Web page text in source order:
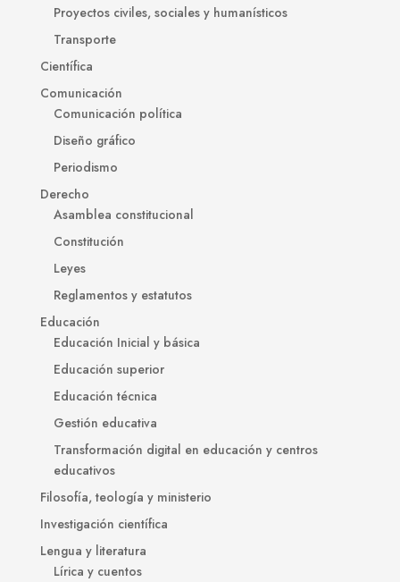
Proyectos civiles, sociales y humanísticos
Transporte
Científica
Comunicación
Comunicación política
Diseño gráfico
Periodismo
Derecho
Asamblea constitucional
Constitución
Leyes
Reglamentos y estatutos
Educación
Educación Inicial y básica
Educación superior
Educación técnica
Gestión educativa
Transformación digital en educación y centros
educativos
Filosofía, teología y ministerio
Investigación científica
Lengua y literatura
Lírica y cuentos